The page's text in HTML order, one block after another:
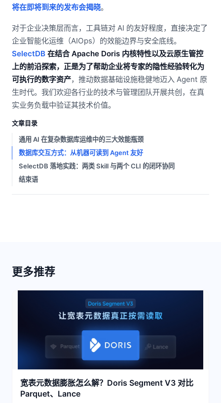
将在即将到来的发布会揭晓。
对于企业决策层而言，工具链对 AI 的友好程度，直接决定了
企业智能化运维（AIOps）的效能边界与安全底线。
SelectDB 在结合 Apache Doris 内核特性以及云原生管控
上的前沿探索，正是为了帮助企业将专家的隐性经验转化为
可执行的数字资产，推动数据基础设施稳健地迈入 Agent 原
生时代。我们欢迎各行业的技术与管理团队开展共创，在真
实业务负载中验证其技术价值。
文章目录
通用 AI 在复杂数据库运维中的三大效能瓶颈
数据库交互方式：从机器可读到 Agent 友好
SelectDB 落地实践：两类 Skill 与两个 CLI 的闭环协同
结束语
更多推荐
宽表元数据膨胀怎么解？Doris Segment V3 对比
Parquet、Lance